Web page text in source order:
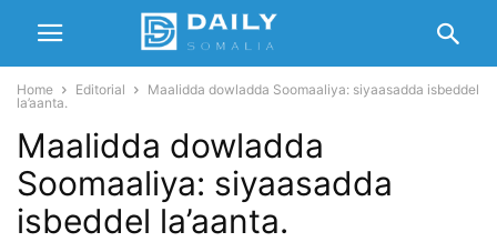
Home Editorial
Maalidda dowladda Soomaaliya: siyaasadda isbeddel
la’aanta.
Maalidda dowladda
Soomaaliya: siyaasadda
isbeddel la’aanta.